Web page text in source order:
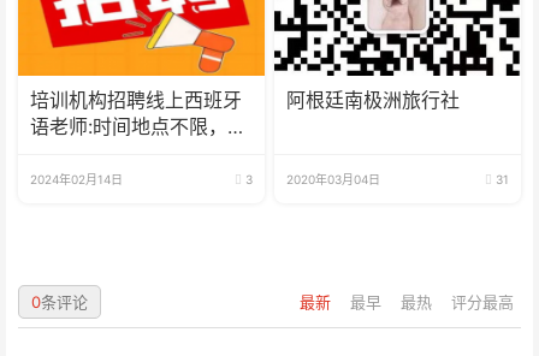
培训机构招聘线上西班牙
语老师:时间地点不限，可
2024年02月14日 3
阿根廷南极洲旅行社
2020年03月04日 31
最新 最早 最热 评分最高
0条评论